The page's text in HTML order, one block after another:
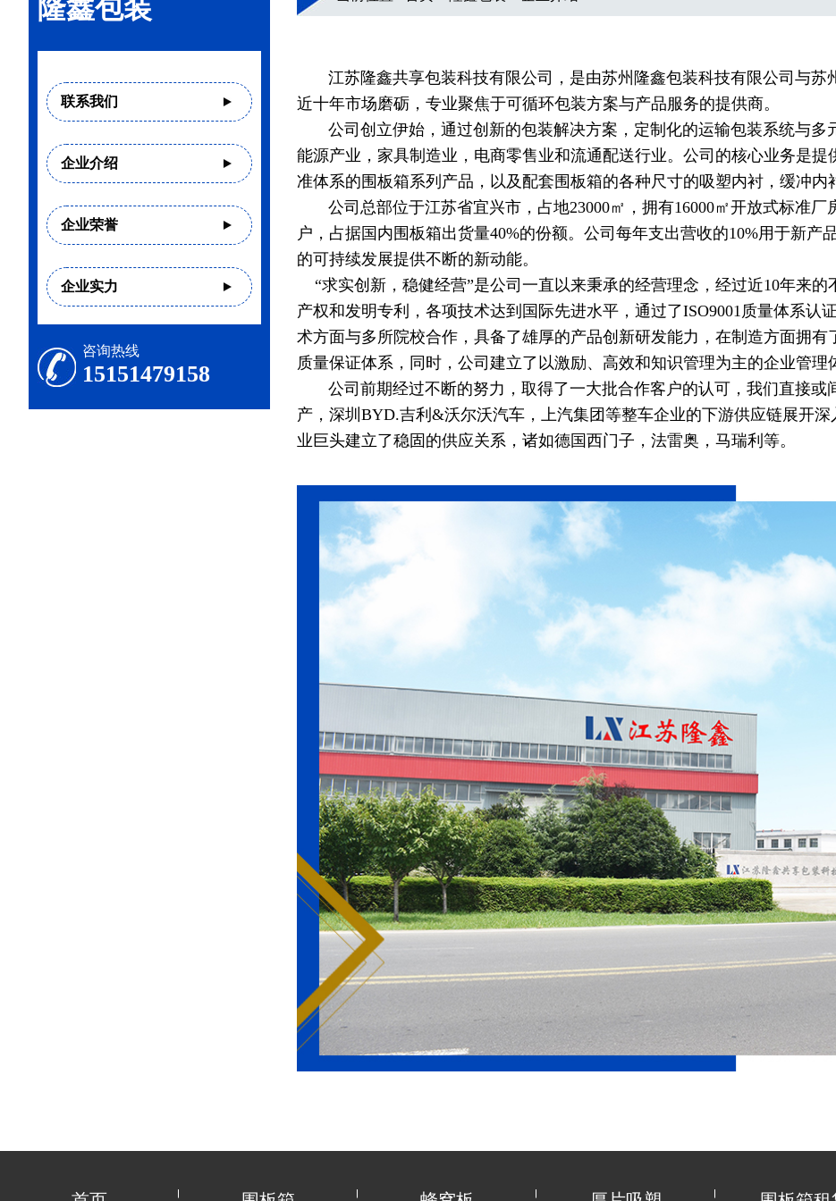
隆鑫包装
联系我们
企业介绍
企业荣誉
企业实力
咨询热线
15151479158
江苏隆鑫共享包装科技有限公司，是由苏州隆鑫包装科技有限公司与苏
近十年市场磨砺，专业聚焦于可循环包装方案与产品服务的提供商。
公司创立伊始，通过创新的包装解决方案，定制化的运输包装系统与多
能源产业，家具制造业，电商零售业和流通配送行业。公司的核心业务是
准体系的围板箱系列产品，以及配套围板箱的各种尺寸的吸塑内衬，缓冲内
公司总部位于江苏省宜兴市，占地23000㎡，拥有16000㎡开放式标准厂
户，占据国内围板箱出货量40%的份额。公司每年支出营收的10%用于新
的可持续发展提供不断的新动能。
“求实创新，稳健经营”是公司一直以来秉承的经营理念，经过近10年来的
产权和发明专利，各项技术达到国际先进水平，通过了ISO9001质量体系认
术方面与多所院校合作，具备了雄厚的产品创新研发能力，在制造方面拥
质量保证体系，同时，公司建立了以激励、高效和知识管理为主的企业管理
公司前期经过不断的努力，取得了一大批合作客户的认可，我们直接或
产，深圳BYD.吉利&沃尔沃汽车，上汽集团等整车企业的下游供应链展开
业巨头建立了稳固的供应关系，诸如德国西门子，法雷奥，马瑞利等。